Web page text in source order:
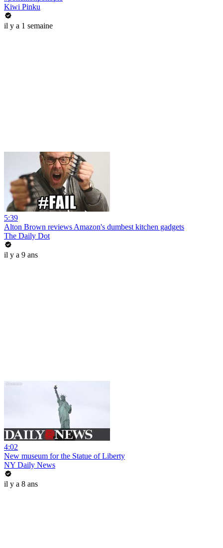
Kiwi Pinku
il y a 1 semaine
5:39
Alton Brown reviews Amazon's dumbest kitchen gadgets
The Daily Dot
il y a 9 ans
4:02
New museum for the Statue of Liberty
NY Daily News
il y a 8 ans